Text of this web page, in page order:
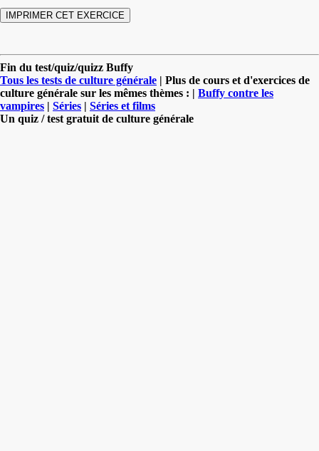
Fin du test/quiz/quizz Buffy
Tous les tests de culture générale | Plus de cours et d'exercices de
culture générale sur les mêmes thèmes : | Buffy contre les
vampires | Séries | Séries et films
Un quiz / test gratuit de culture générale